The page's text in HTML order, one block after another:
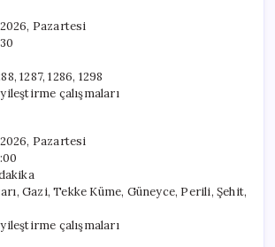
Pazartesi
1287, 1286, 1298
çalışmaları
Pazartesi
Gazi, Tekke Küme, Güneyce, Perili, Şehit,
çalışmaları